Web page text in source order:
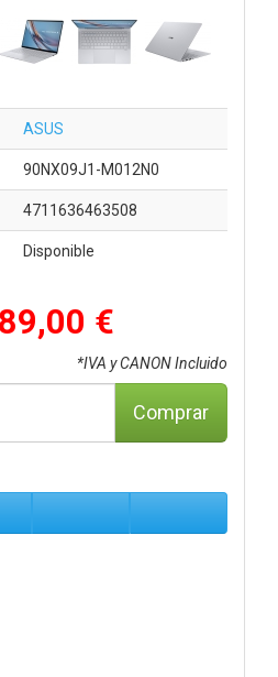
ASUS
90NX09J1-M012N0
4711636463508
Disponible
€
*IVA y CANON Incluido
Comprar